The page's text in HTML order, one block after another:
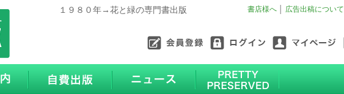
書店様へ 広告出稿について
１９８０年→花と緑の専門書出版